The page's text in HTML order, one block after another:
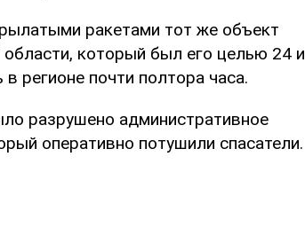
ракетами тот же объект
который был его целью 24 и
регионе почти полтора часа.
разрушено административное
оперативно потушили спасатели.